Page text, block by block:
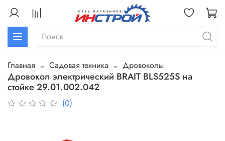
Главная Садовая техника Дровоколы
Дровокол электрический BRAIT BLS525S на
стойке 29.01.002.042
(0)